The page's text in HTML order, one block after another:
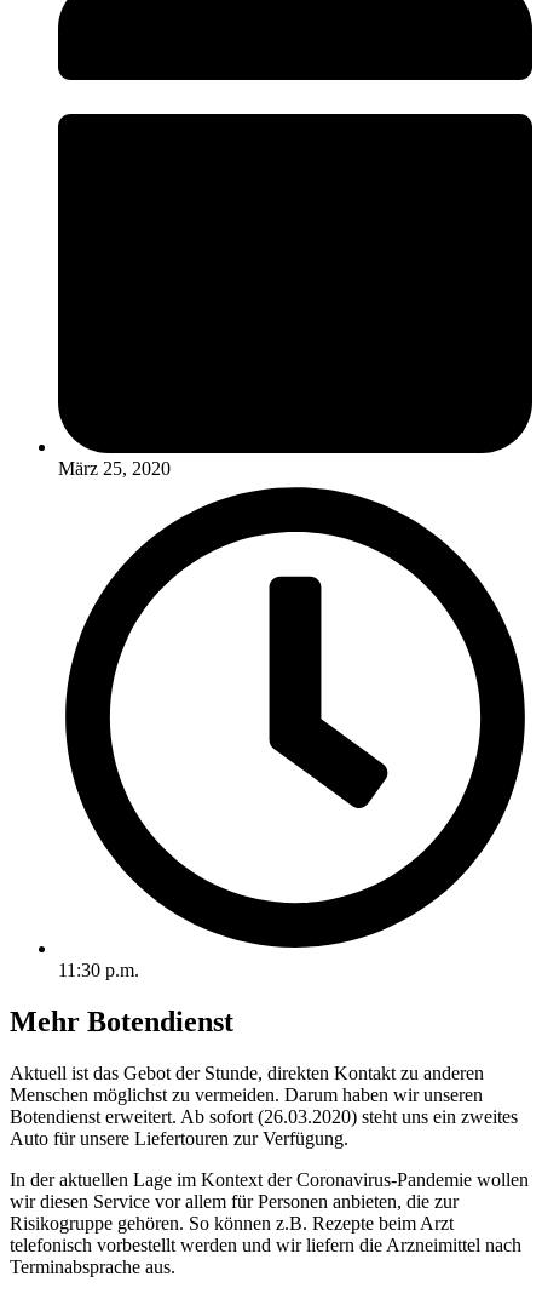
März 25, 2020
11:30 p.m.
Mehr Botendienst
Aktuell ist das Gebot der Stunde, direkten Kontakt zu anderen
Menschen möglichst zu vermeiden. Darum haben wir unseren
Botendienst erweitert. Ab sofort (26.03.2020) steht uns ein zweites
Auto für unsere Liefertouren zur Verfügung.
In der aktuellen Lage im Kontext der Coronavirus-Pandemie wollen
wir diesen Service vor allem für Personen anbieten, die zur
Risikogruppe gehören. So können z.B. Rezepte beim Arzt
telefonisch vorbestellt werden und wir liefern die Arzneimittel nach
Terminabsprache aus.